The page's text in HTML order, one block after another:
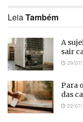
LeiaTambém
A
sair
29/
Para
das
22/